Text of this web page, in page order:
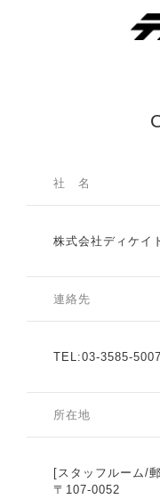
社 名
株式会社ディケイ
連絡先
TEL:03-3585-
所在地
[スタッフルーム/
〒107-0052